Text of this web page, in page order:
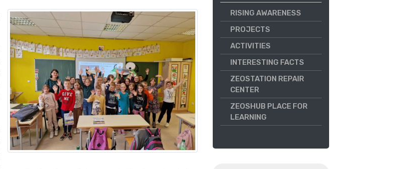
RISING AWARENESS
PROJECTS
ACTIVITIES
INTERESTING FACTS
ZEOSTATION REPAIR
CENTER
ZEOSHUB PLACE FOR
LEARNING